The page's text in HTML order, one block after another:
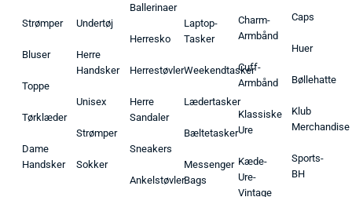
Strømper
Bluser
Toppe
Tørklæder
Dame
Handsker
Undertøj
Herre
Handsker
Unisex
Strømper
Sokker
Ballerinaer
Herresko
Herrestøvler
Herre
Sandaler
Sneakers
Ankelstøvler
Laptop-
Tasker
Weekendtasker
Lædertasker
Bæltetasker
Messenger
Bags
Charm-
Armbånd
Cuff-
Armbånd
Klassiske
Ure
Kæde-
Ure-
Vintage
Caps
Huer
Bøllehatte
Klub
Merchandise
Sports-
BH